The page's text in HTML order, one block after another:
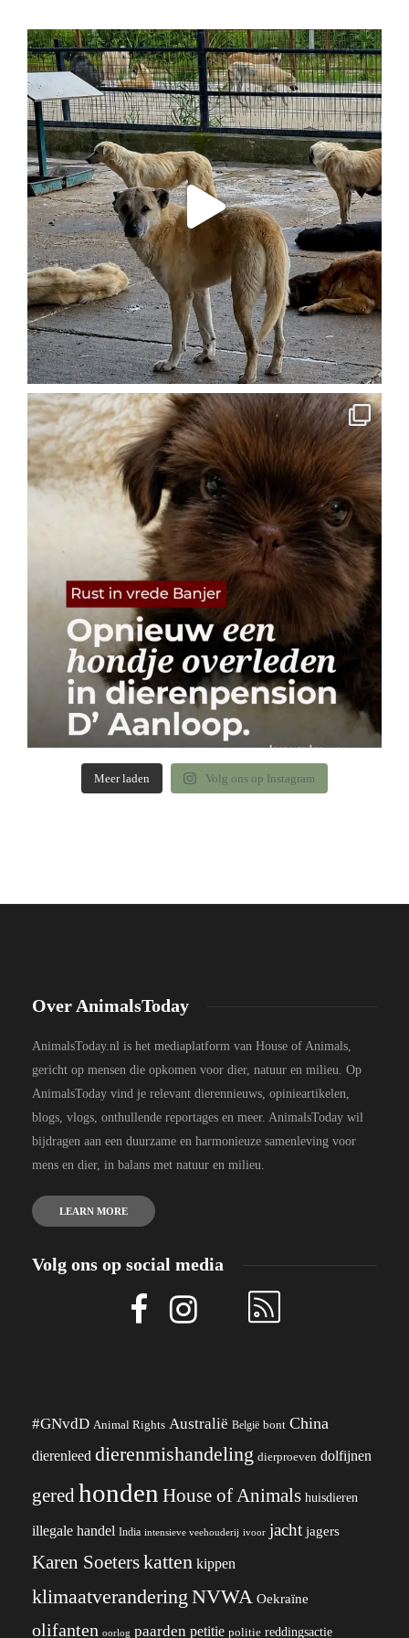
Meer laden Volg ons op Instagram
Over AnimalsToday
AnimalsToday.nl is het mediaplatform van House of Animals,
gericht op mensen die opkomen voor dier, natuur en milieu. Op
AnimalsToday vind je relevant dierennieuws, opinieartikelen,
blogs, vlogs, onthullende reportages en meer. AnimalsToday wil
bijdragen aan een duurzame en harmonieuze samenleving voor
mens en dier, in balans met natuur en milieu.
LEARN MORE
Volg ons op social media
#GNvdD Animal Rights Australië België bont China
dierenleed dierenmishandeling dierproeven dolfijnen
geredhonden House of Animals huisdieren
illegale handel India intensieve veehouderij ivoor jacht jagers
Karen Soeterskatten kippen
klimaatverandering NVWA Oekraïne
olifanten oorlog paarden petitie politie reddingsactie